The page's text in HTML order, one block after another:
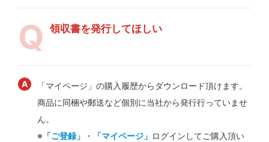
領収書を発行してほしい
「マイページ」の購入履歴からダウンロード頂けます。
商品に同梱や郵送など個別に当社から発行行っていませ
ん。
※ 「ご登録」 ・ 「マイページ」 ログインしてご購入頂い